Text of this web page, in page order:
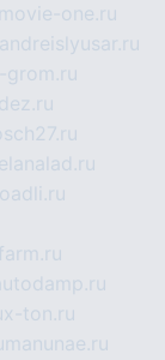
movie-one.ru
andreislyusar.ru
roadli.ru
x-ton.ru
manunae.ru